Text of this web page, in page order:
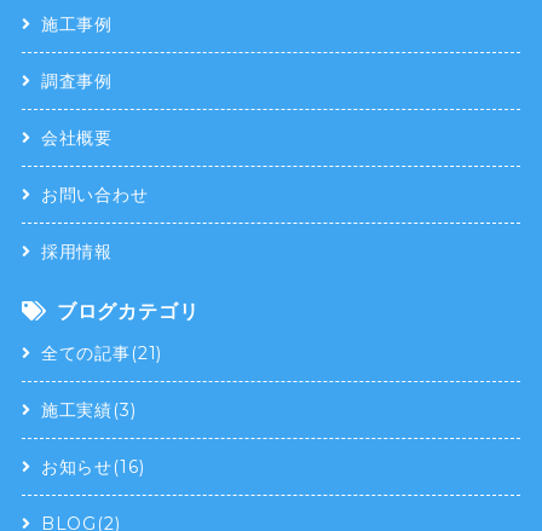
施工事例
調査事例
会社概要
お問い合わせ
採用情報
ブログカテゴリ
全ての記事(21)
施工実績(3)
お知らせ(16)
BLOG(2)